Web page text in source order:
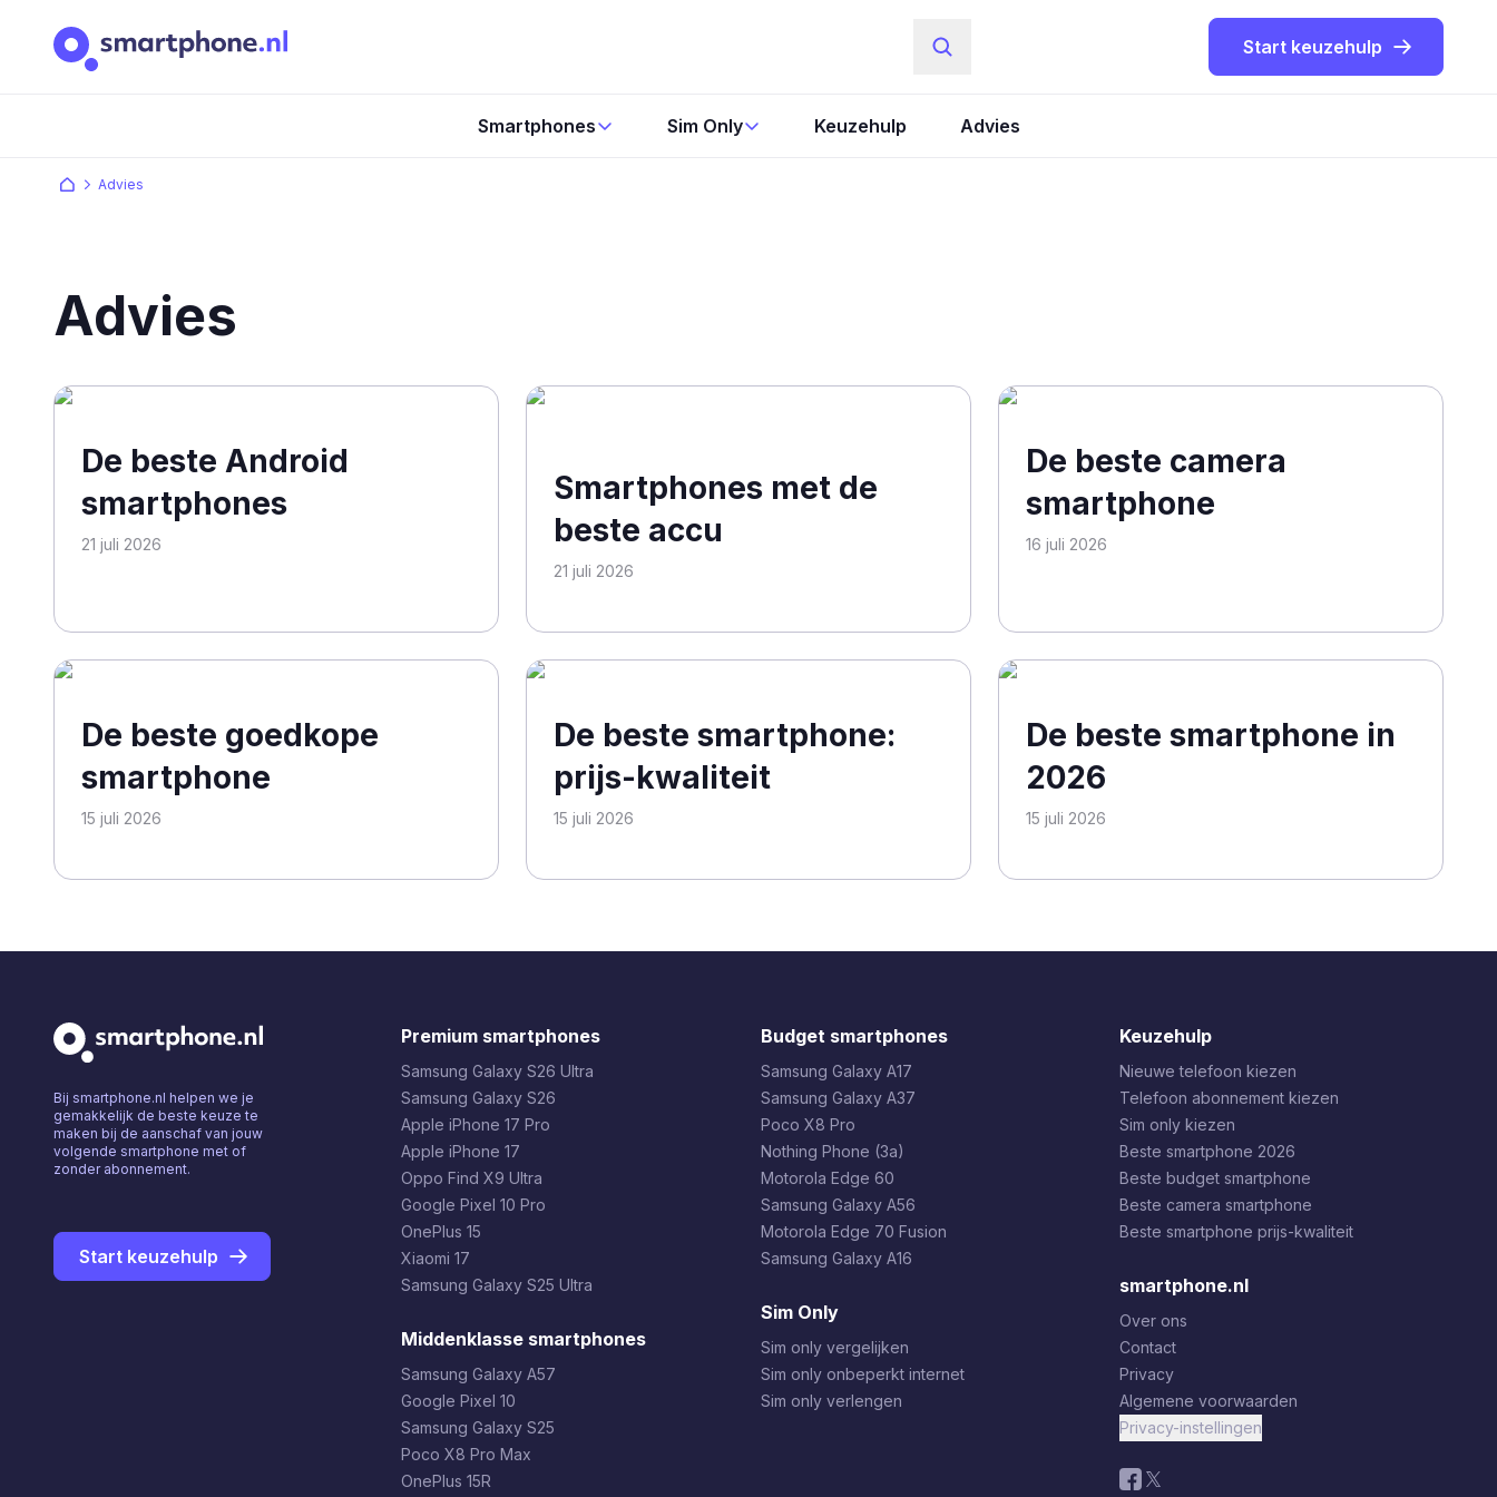
Start keuzehulp
Smartphones Sim Only Keuzehulp Advies
Advies
Advies
De beste Android
smartphones
21 juli 2026
Smartphones met de
beste accu
21 juli 2026
De beste camera
smartphone
16 juli 2026
De beste goedkope
smartphone
15 juli 2026
De beste smartphone:
prijs-kwaliteit
15 juli 2026
De beste smartphone in
2026
15 juli 2026
Bij smartphone.nl helpen we je
gemakkelijk de beste keuze te
maken bij de aanschaf van jouw
volgende smartphone met of
zonder abonnement.
Start keuzehulp
Premium smartphones
Samsung Galaxy S26 Ultra
Samsung Galaxy S26
Apple iPhone 17 Pro
Apple iPhone 17
Oppo Find X9 Ultra
Google Pixel 10 Pro
OnePlus 15
Xiaomi 17
Samsung Galaxy S25 Ultra
Middenklasse smartphones
Samsung Galaxy A57
Google Pixel 10
Samsung Galaxy S25
Poco X8 Pro Max
OnePlus 15R
Budget smartphones
Samsung Galaxy A17
Samsung Galaxy A37
Poco X8 Pro
Nothing Phone (3a)
Motorola Edge 60
Samsung Galaxy A56
Motorola Edge 70 Fusion
Samsung Galaxy A16
Sim Only
Sim only vergelijken
Sim only onbeperkt internet
Sim only verlengen
Keuzehulp
Nieuwe telefoon kiezen
Telefoon abonnement kiezen
Sim only kiezen
Beste smartphone 2026
Beste budget smartphone
Beste camera smartphone
Beste smartphone prijs-kwaliteit
smartphone.nl
Over ons
Contact
Privacy
Algemene voorwaarden
Privacy-instellingen